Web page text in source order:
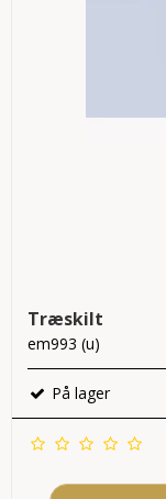
Træskilt
em993 (u)
På lager